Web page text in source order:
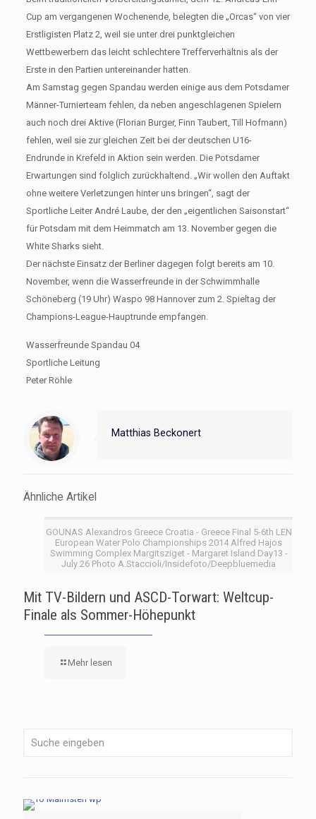
Cup am vergangenen Wochenende, belegten die „Orcas“ von vier
Erstligisten Platz 2, weil sie unter drei punktgleichen
Wettbewerbern das leicht schlechtere Trefferverhältnis als der
Erste in den Partien untereinander hatten.
Am Samstag gegen Spandau werden einige aus dem Potsdamer
Männer-Turnierteam fehlen, da neben angeschlagenen Spielern
auch noch drei Aktive (Florian Burger, Finn Taubert, Till Hofmann)
fehlen, weil sie zur gleichen Zeit bei der deutschen U16-
Endrunde in Krefeld in Aktion sein werden. Die Potsdamer
Erwartungen sind folglich zurückhaltend. „Wir wollen den Auftakt
ohne weitere Verletzungen hinter uns bringen“, sagt der
Sportliche Leiter André Laube, der den „eigentlichen Saisonstart“
für Potsdam mit dem Heimmatch am 13. November gegen die
White Sharks sieht.
Der nächste Einsatz der Berliner dagegen folgt bereits am 10.
November, wenn die Wasserfreunde in der Schwimmhalle
Schöneberg (19 Uhr) Waspo 98 Hannover zum 2. Spieltag der
Champions-League-Hauptrunde empfangen.
Wasserfreunde Spandau 04
Sportliche Leitung
Peter Röhle
Matthias Beckonert
Ähnliche Artikel
GOUNAS Alexandros Greece Croatia - Greece Final 5-6th LEN
European Water Polo Championships 2014 Alfred Hajos
Swimming Complex Margitsziget - Margaret Island Day13 -
July 26 Photo A.Staccioli/Insidefoto/Deepbluemedia
Mit TV-Bildern und ASCD-Torwart: Weltcup-
Finale als Sommer-Höhepunkt
Mehr lesen